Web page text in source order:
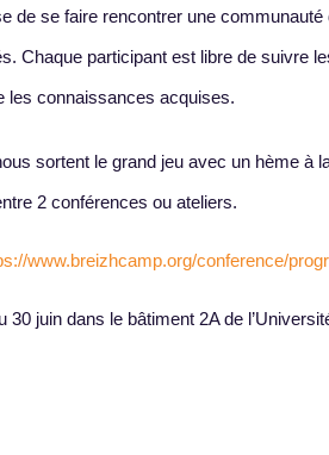
de se faire rencontrer une
Chaque participant est libre de suivre
les connaissances acquises.
sortent le grand jeu avec un hème à
2 conférences ou ateliers.
www.breizhcamp.org/conference/
juin dans le bâtiment 2A de